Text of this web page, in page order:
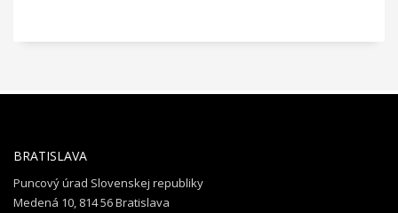
BRATISLAVA
Puncový úrad Slovenskej republiky
Medená 10, 814 56 Bratislava